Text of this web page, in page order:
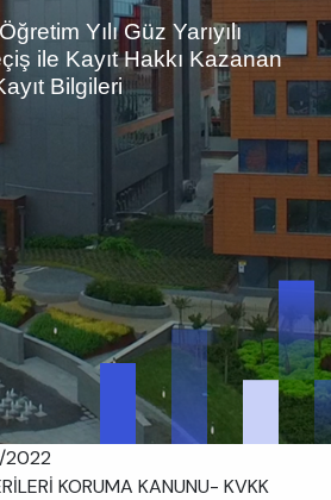
Yılı Güz Yarıyılı
ile Kayıt Hakkı Kazanan
Bilgileri
2022
KORUMA KANUNU- KVKK